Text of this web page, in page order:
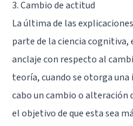
3. Cambio de actitud
La última de las
parte de la ciencia cognitiva,
anclaje con respecto al
teoría, cuando se otorga una
cabo un cambio o alteración
el objetivo de que esta sea